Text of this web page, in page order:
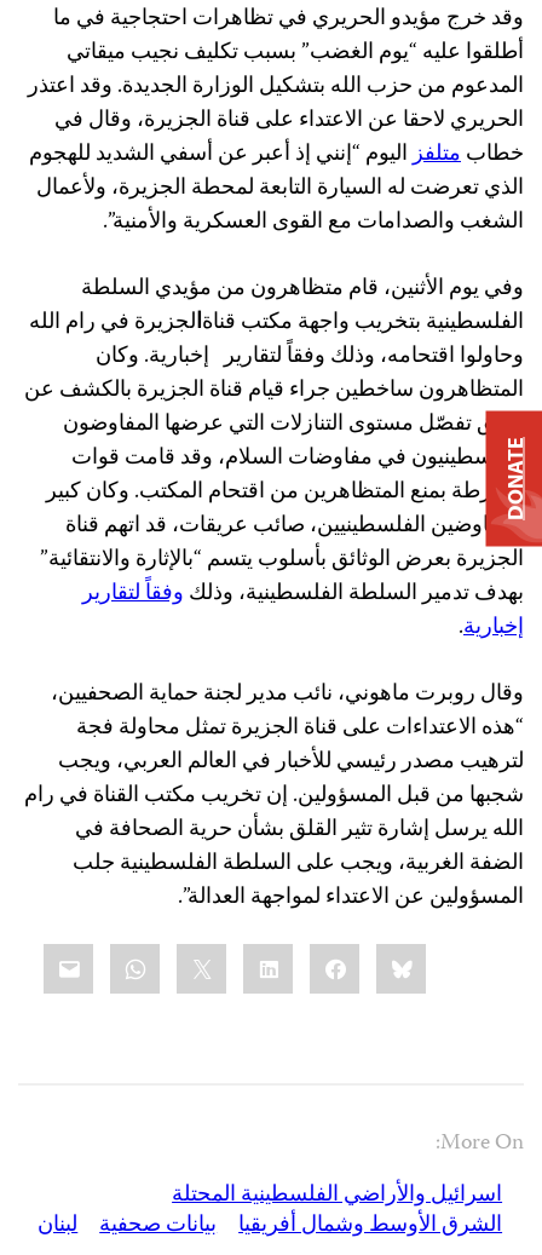
وقد خرج مؤيدو الحريري في تظاهرات احتجاجية في ما
أطلقوا عليه “يوم الغضب” بسبب تكليف نجيب ميقاتي
المدعوم من حزب الله بتشكيل الوزارة الجديدة. وقد اعتذر
الحريري لاحقا عن الاعتداء على قناة الجزيرة، وقال في
خطابمتلفزاليوم “إنني إذ أعبر عن أسفي الشديد للهجوم
الذي تعرضت له السيارة التابعة لمحطة الجزيرة، ولأعمال
الشغب والصدامات مع القوى العسكرية والأمنية”.
وفي يوم الأثنين، قام متظاهرون من مؤيدي السلطة
الفلسطينية بتخريب واجهة مكتب قناةالجزيرة في رام الله
وحاولوا اقتحامه، وذلك وفقاً لتقارير إخبارية. وكان
المتظاهرون ساخطين جراء قيام قناة الجزيرة بالكشف عن
وثائق تفصّل مستوى التنازلات التي عرضها المفاوضون
الفلسطينيون في مفاوضات السلام، وقد قامت قوات
الشرطة بمنع المتظاهرين من اقتحام المكتب. وكان كبير
المفاوضين الفلسطينيين، صائب عريقات، قد اتهم قناة
الجزيرة بعرض الوثائق بأسلوب يتسم “بالإثارة والانتقائية”
بهدف تدمير السلطة الفلسطينية، وذلك وفقاً لتقارير
إخبارية.
وقال روبرت ماهوني، نائب مدير لجنة حماية الصحفيين،
“هذه الاعتداءات على قناة الجزيرة تمثل محاولة فجة
لترهيب مصدر رئيسي للأخبار في العالم العربي، ويجب
شجبها من قبل المسؤولين. إن تخريب مكتب القناة في رام
الله يرسل إشارة تثير القلق بشأن حرية الصحافة في
الضفة الغربية، ويجب على السلطة الفلسطينية جلب
المسؤولين عن الاعتداء لمواجهة العدالة”.
Bluesky
Facebook
LinkedIn
More On:
اسرائيل والأراضي الفلسطينية المحتلة
الشرق الأوسط وشمال أفريقيا
بيانات صحفية
لبنان
DONATE